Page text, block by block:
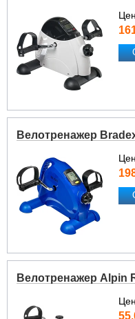
Велотренажер
Велотренажер Alpin